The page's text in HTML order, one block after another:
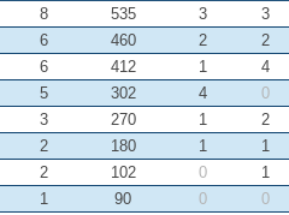
8 535 3 3
6 460 2 2
6 412 1 4
5 302 4 0
3 270 1 2
2 180 1 1
2 102 0 1
1 90 0 0